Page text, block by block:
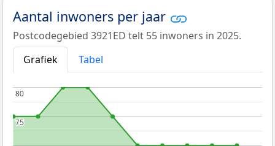
Aantal inwoners per jaar
Postcodegebied 3921ED telt 55 inwoners in 2025.
Grafiek
Tabel
75
75
80
80